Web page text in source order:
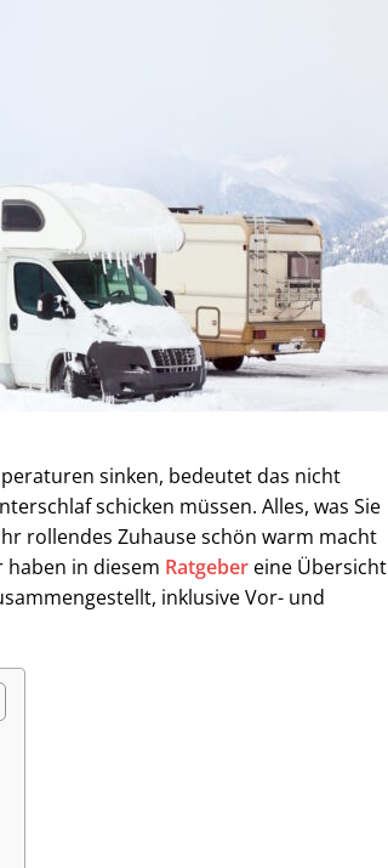
sinken, bedeutet das nicht
schicken müssen. Alles, was Sie
rollendes Zuhause schön warm macht
haben in diesem Ratgeber eine Übersicht
inklusive Vor- und